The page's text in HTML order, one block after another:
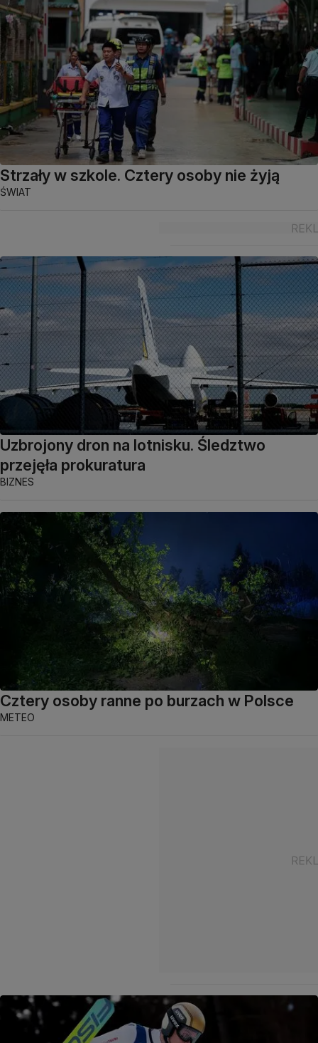
Strzały w szkole. Cztery osoby nie żyją
ŚWIAT
Uzbrojony dron na lotnisku. Śledztwo
przejęła prokuratura
BIZNES
Cztery osoby ranne po burzach w Polsce
METEO